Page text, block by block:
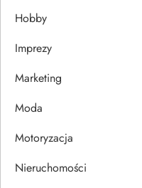
a
w
p
Hobby
Imprezy
Marketing
Moda
Motoryzacja
Nieruchomości